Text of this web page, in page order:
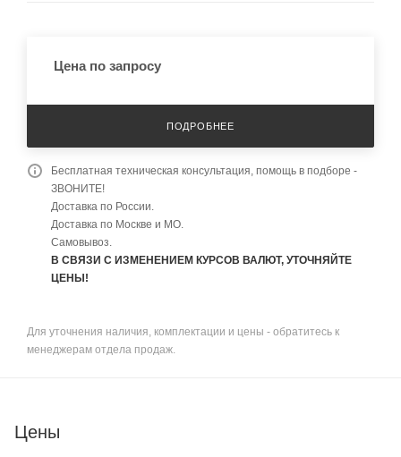
Цена по запросу
ПОДРОБНЕЕ
Бесплатная техническая консультация, помощь в подборе -
ЗВОНИТЕ!
Доставка по России.
Доставка по Москве и МО.
Самовывоз.
В СВЯЗИ С ИЗМЕНЕНИЕМ КУРСОВ ВАЛЮТ, УТОЧНЯЙТЕ
ЦЕНЫ!
Для уточнения наличия, комплектации и цены - обратитесь к
менеджерам отдела продаж.
Цены